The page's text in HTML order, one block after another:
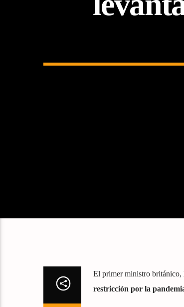
El primer ministro británico,
restricción por la